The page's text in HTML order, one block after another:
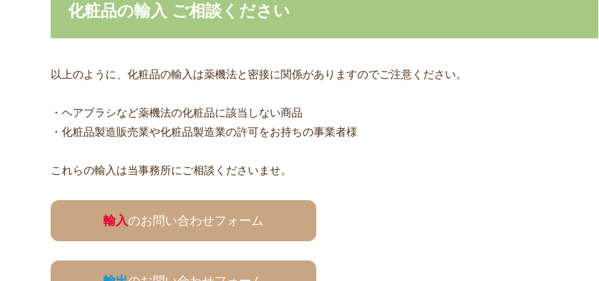
化粧品の輸入 ご相談ください
以上のように、化粧品の輸入は薬機法と密接に関係がありますのでご注意ください。
・ヘアブラシなど薬機法の化粧品に該当しない商品
・化粧品製造販売業や化粧品製造業の許可をお持ちの事業者様
これらの輸入は当事務所にご相談くださいませ。
輸入のお問い合わせフォーム